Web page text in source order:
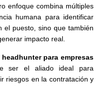
enfoque combina múltiples
humana para identificar
el puesto, sino que también
impacto real.
headhunter para empresas
ser el aliado ideal para
riesgos en la contratación y